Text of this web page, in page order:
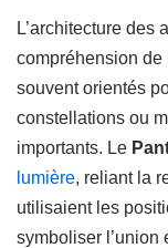
L’architecture des
compréhension de
souvent orientés
constellations ou
importants. Le
lumière, reliant la
utilisaient les
symboliser l’union